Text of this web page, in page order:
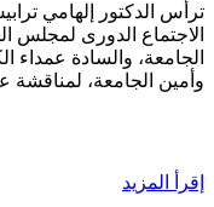
ترأس الدكتور إلهامي
الاجتماع الدورى لمجلس
الجامعة، والسادة عمداء
وأمين الجامعة، لمناقشة
إقرأ المزيد